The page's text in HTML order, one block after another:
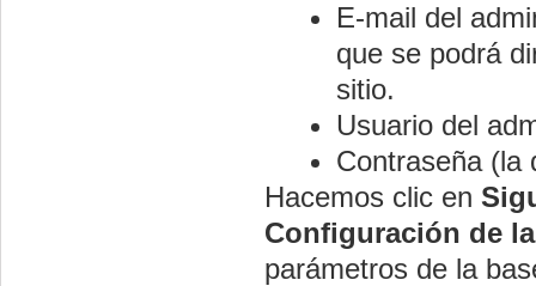
E-mail del
que se podrá
sitio.
Usuario del
Contraseña (la
Hacemos clic en
Configuración de
parámetros de la